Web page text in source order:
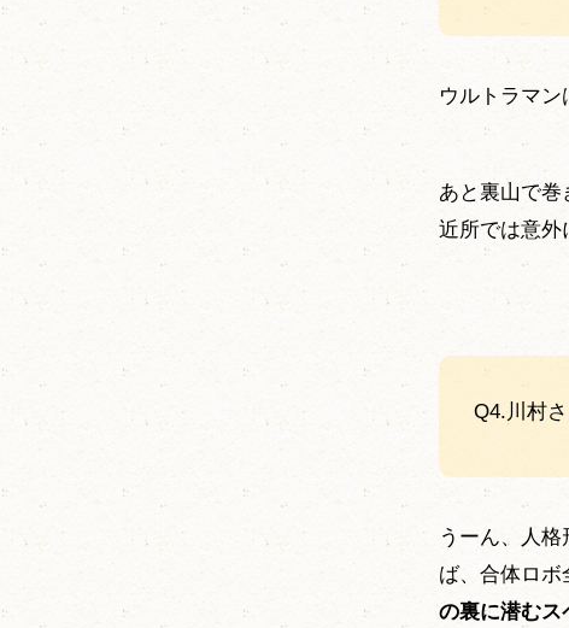
ウルトラマン
あと裏山で巻
近所では意外
Q4.川村
うーん、人
ば、合体ロボ
の裏に潜むス